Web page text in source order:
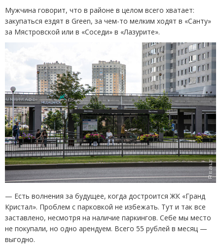
Мужчина говорит, что в районе в целом всего хватает:
закупаться ездят в Green, за чем-то мелким ходят в «Санту»
за Мястровской или в «Соседи» в «Лазурите».
— Есть волнения за будущее, когда достроится ЖК «Гранд
Кристал». Проблем с парковкой не избежать. Тут и так все
заставлено, несмотря на наличие паркингов. Себе мы место
не покупали, но одно арендуем. Всего 55 рублей в месяц —
выгодно.